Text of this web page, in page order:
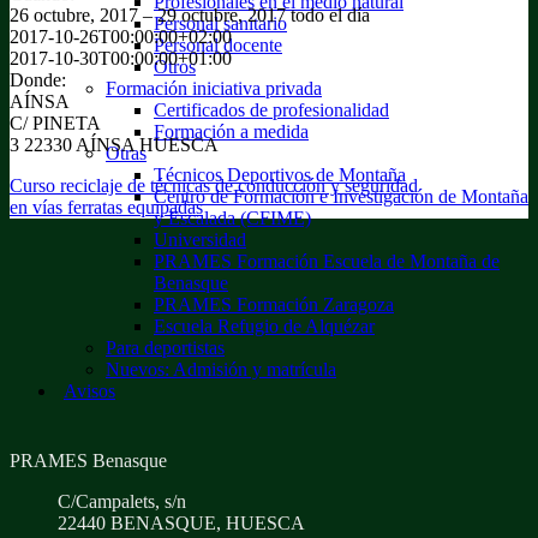
Personal sanitario
Personal docente
Otros
Formación iniciativa privada
Certificados de profesionalidad
Formación a medida
Otras
Técnicos Deportivos de Montaña
Centro de Formación e Investigación de Montaña
y Escalada (CFIME)
Universidad
PRAMES Formación Escuela de Montaña de
Benasque
PRAMES Formación Zaragoza
Escuela Refugio de Alquézar
Para deportistas
Nuevos: Admisión y matrícula
Avisos
26 octubre, 2017 – 29 octubre, 2017todo el día
2017-10-26T00:00:00+02:00
2017-10-30T00:00:00+01:00
Donde:
AÍNSA
C/ PINETA
3 22330 AÍNSA HUESCA
Curso reciclaje de técnicas de conducción y seguridad
en vías ferratas equipadas
PRAMES Benasque
C/Campalets, s/n
22440 BENASQUE, HUESCA